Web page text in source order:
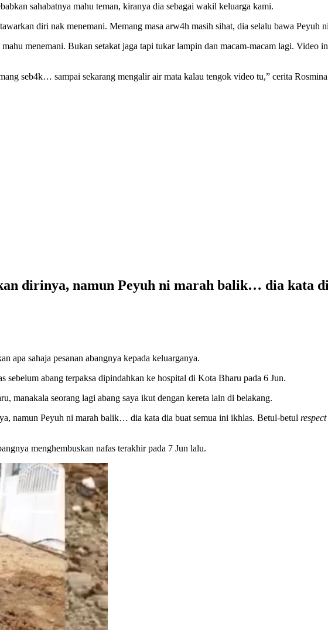
sahabatnya mahu teman, kiranya dia sebagai wakil keluarga kami.
diri nak menemani. Memang masa arw4h masih sihat, dia selalu bawa Peyuh
menemani. Bukan setakat jaga tapi tukar lampin dan macam-macam lagi.
seb4k… sampai sekarang mengalir air mata kalau tengok video tu,” cerita
dirinya, namun Peyuh ni marah balik… dia kata
apa sahaja pesanan abangnya kepada keluarganya.
abang terpaksa dipindahkan ke hospital di Kota Bharu pada 6 Jun.
manakala seorang lagi abang saya ikut dengan kereta lain di belakang.
namun Peyuh ni marah balik… dia kata dia buat semua ini ikhlas. Betul-betul respect
menghembuskan nafas terakhir pada 7 Jun lalu.